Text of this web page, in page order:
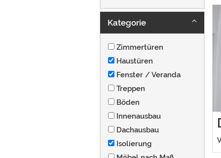
Kategorie
Zimmertüren
Haustüren
Fenster / Veranda
Treppen
Böden
Innenausbau
Dachausbau
Isolierung